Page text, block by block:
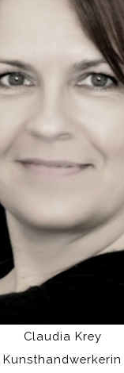
Claudia Krey
Kunsthandwerkerin